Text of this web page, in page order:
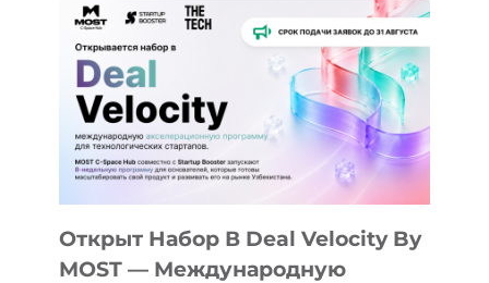
АЛМАТЫ:
AI
YOUTH
CAMP
ДАЛ
30
ПОДРОСТКАМ
БИЛЕТ
Открыт Набор В Deal Velocity By
MOST — Международную